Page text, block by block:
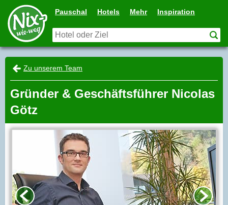
Pauschal Hotels Mehr Inspiration
Zu unserem Team
Gründer & Geschäftsführer Nicolas
Götz